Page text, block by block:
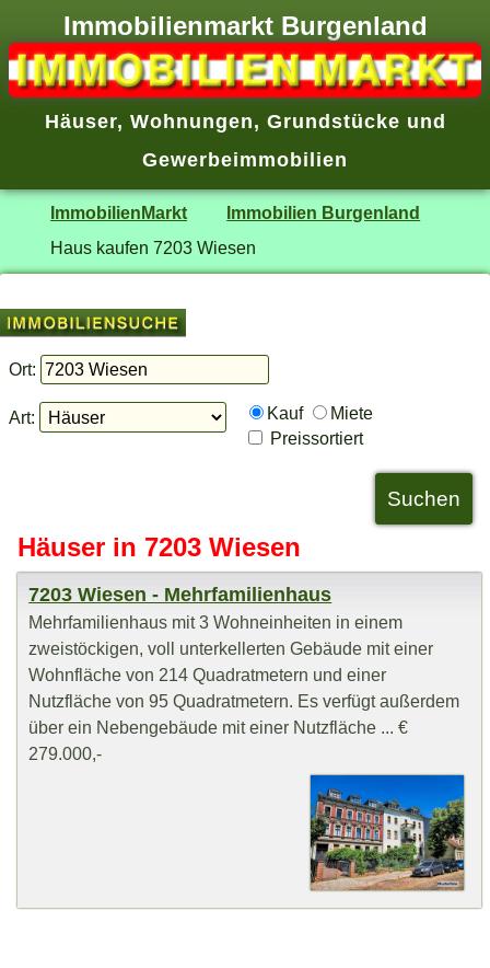
Immobilienmarkt Burgenland
Häuser, Wohnungen, Grundstücke und
Gewerbeimmobilien
ImmobilienMarkt
Immobilien Burgenland
Haus kaufen 7203 Wiesen
Ort:
Art: Kauf
Miete
Preissortiert
Häuser in 7203 Wiesen
7203 Wiesen - Mehrfamilienhaus
Mehrfamilienhaus mit 3 Wohneinheiten in einem
zweistöckigen, voll unterkellerten Gebäude mit einer
Wohnfläche von 214 Quadratmetern und einer
Nutzfläche von 95 Quadratmetern. Es verfügt außerdem
über ein Nebengebäude mit einer Nutzfläche ... €
279.000,-